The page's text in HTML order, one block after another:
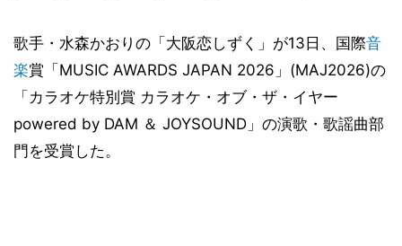
歌手・水森かおりの「大阪恋しずく」が13日、国際音
楽賞「MUSIC AWARDS JAPAN 2026」(MAJ2026)の
「カラオケ特別賞 カラオケ・オブ・ザ・イヤー
powered by DAM ＆ JOYSOUND」の演歌・歌謡曲部
門を受賞した。